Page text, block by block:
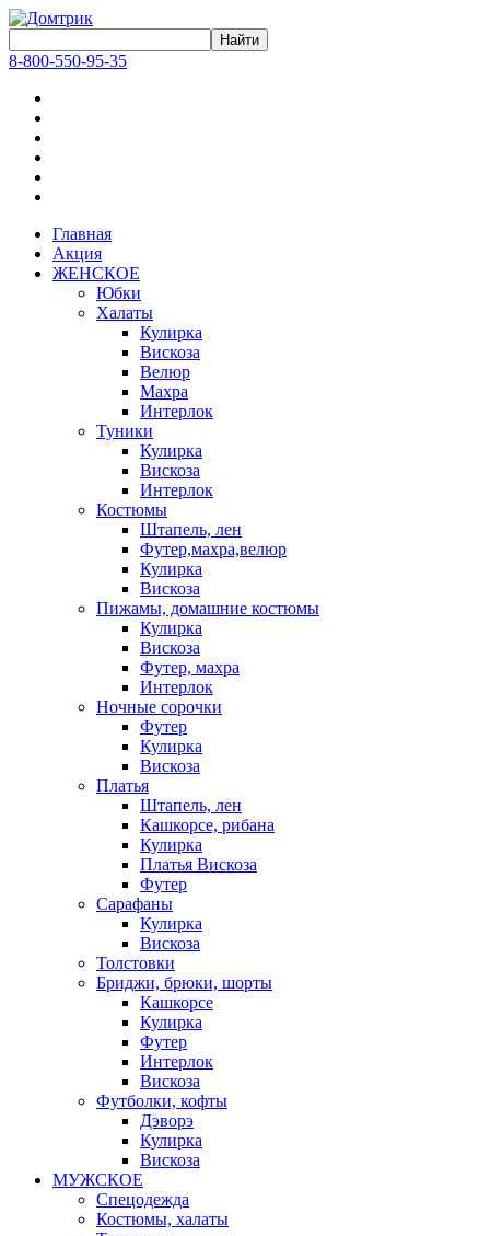
8-800-550-95-35
Главная
Акция
ЖЕНСКОЕ
Юбки
Халаты
Кулирка
Вискоза
Велюр
Махра
Интерлок
Туники
Кулирка
Вискоза
Интерлок
Костюмы
Штапель, лен
Футер,махра,велюр
Кулирка
Вискоза
Пижамы, домашние костюмы
Кулирка
Вискоза
Футер, махра
Интерлок
Ночные сорочки
Футер
Кулирка
Вискоза
Платья
Штапель, лен
Кашкорсе, рибана
Кулирка
Платья Вискоза
Футер
Сарафаны
Кулирка
Вискоза
Толстовки
Бриджи, брюки, шорты
Кашкорсе
Кулирка
Футер
Интерлок
Вискоза
Футболки, кофты
Дэворэ
Кулирка
Вискоза
МУЖСКОЕ
Спецодежда
Костюмы, халаты